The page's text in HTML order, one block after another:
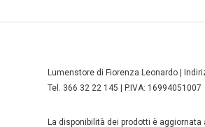
Lumenstore di Fiorenza Leonardo |
Tel. 366 32 22 145 | P.IVA: 16994051007
La disponibilità dei prodotti è aggiornata